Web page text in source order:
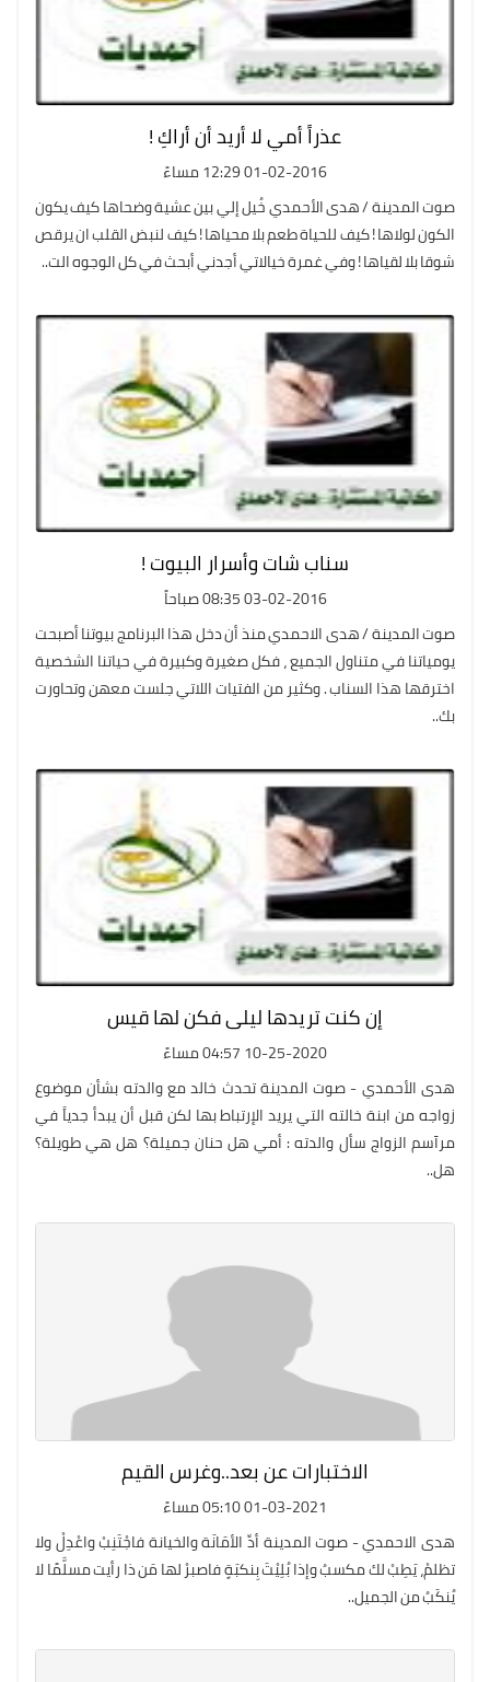
عذراً أمي لا أريد أن أراكِ !
01-02-2016 12:29 مساءً
صوت المدينة / هدى الأحمدي خُيل إلي بين عشية وضحاها كيف يكون
الكون لولاها ! كيف للحياة طعم بلا محياها ! كيف لنبض القلب ان يرقص
شوقا بلا لقياها ! وفي غمرة خيالاتي أجدني أبحث في كل الوجوه الت..
سناب شات وأسرار البيوت !
03-02-2016 08:35 صباحاً
صوت المدينة / هدى الاحمدي منذ أن دخل هذا البرنامج بيوتنا أصبحت
يومياتنا في متناول الجميع ، فكل صغيرة وكبيرة في حياتنا الشخصية
اخترقها هذا السناب . وكثير من الفتيات اللاتي جلست معهن وتحاورت
بك..
إن كنت تريدها ليلى فكن لها قيس
10-25-2020 04:57 مساءً
هدى الأحمدي - صوت المدينة تحدث خالد مع والدته بشأن موضوع
زواجه من ابنة خالته التي يريد الإرتباط بها لكن قبل أن يبدأ جدياََ في
مرآسم الزواج سأل والدته : أمي هل حنان جميلة؟ هل هي طويلة؟
هل..
الاختبارات عن بعد..وغرس القيم
01-03-2021 05:10 مساءً
هدى الاحمدي - صوت المدينة أدِّ الأمَانَة والخيانة فاجْتَنِبْ واعْدِلْ ولا
تظلمْ، يَطِبْ لك مكسبُ وإذا بُلِيْتَ بِنكبَةٍ فاصبرْ لها مَن ذا رأيت مسلَّمًا لا
يُنكَبُ من الجميل..